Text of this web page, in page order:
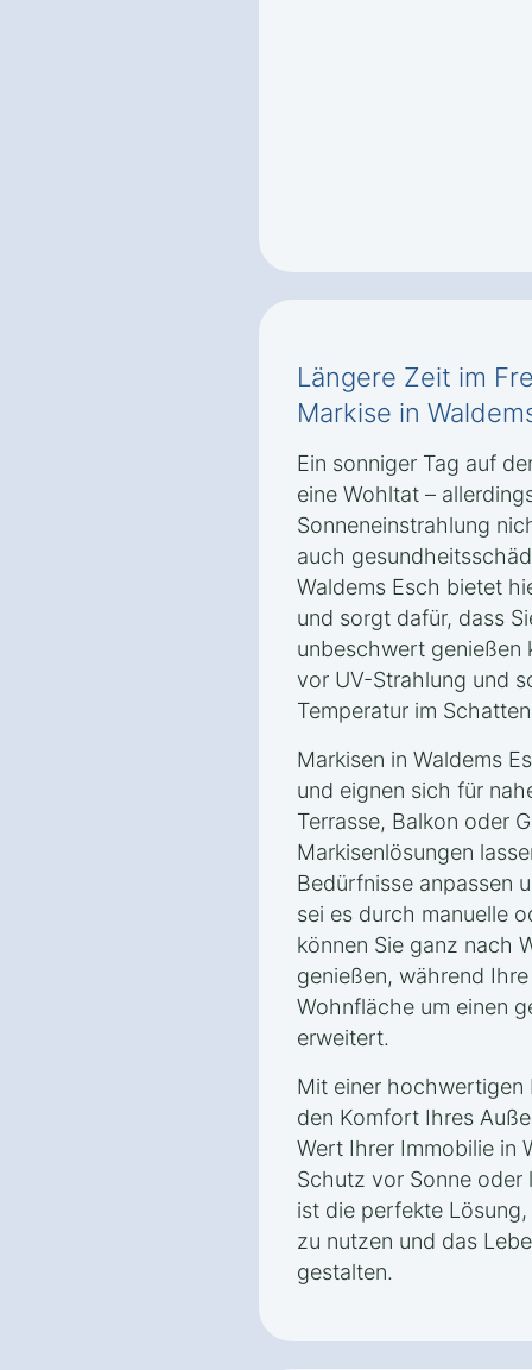
Längere Zeit im
Markise in
Ein sonniger Tag auf
eine Wohltat –
Sonneneinstrahlung
auch
Waldems Esch bietet
und sorgt dafür, dass
unbeschwert genießen
vor UV-Strahlung und
Temperatur im
Markisen in Waldems
und eignen sich für
Terrasse, Balkon oder
Markisenlösungen
Bedürfnisse anpassen
sei es durch manuelle
können Sie ganz nach
genießen, während
Wohnfläche um einen
erweitert.
Mit einer hochwertigen
den Komfort Ihres
Wert Ihrer Immobilie in
Schutz vor Sonne oder
ist die perfekte
zu nutzen und das
gestalten.